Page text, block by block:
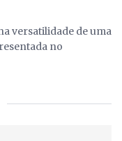
versatilidade de uma
no